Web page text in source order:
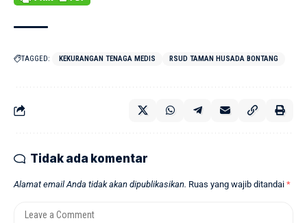
TAGGED: KEKURANGAN TENAGA MEDIS RSUD TAMAN HUSADA BONTANG
Tidak ada komentar
Alamat email Anda tidak akan dipublikasikan. Ruas yang wajib ditandai *